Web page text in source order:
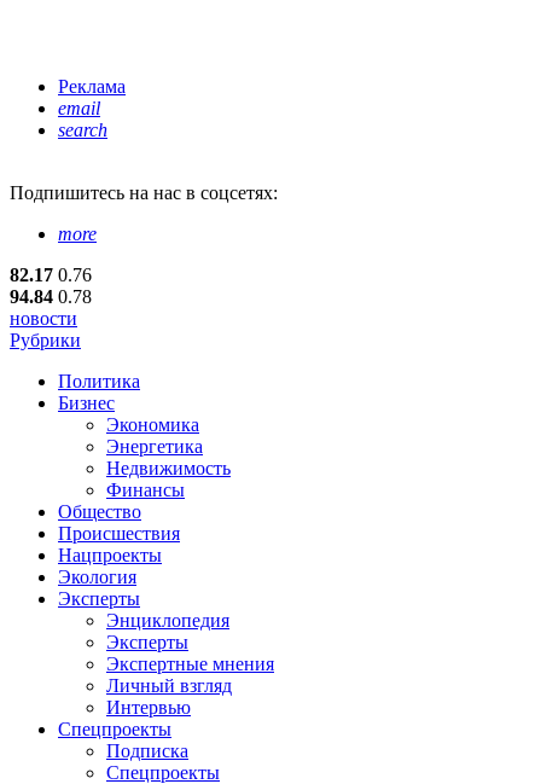
Реклама
email
search
Подпишитесь на нас в соцсетях:
more
82.17 0.76
94.84 0.78
новости
Рубрики
Политика
Бизнес
Экономика
Энергетика
Недвижимость
Финансы
Общество
Происшествия
Нацпроекты
Экология
Эксперты
Энциклопедия
Эксперты
Экспертные мнения
Личный взгляд
Интервью
Спецпроекты
Подписка
Спецпроекты